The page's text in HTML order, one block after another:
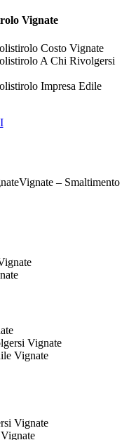
Vignate
Costo Vignate
A Chi Rivolgersi
Impresa Edile
Vignate – Smaltimento
Vignate
Vignate
Vignate